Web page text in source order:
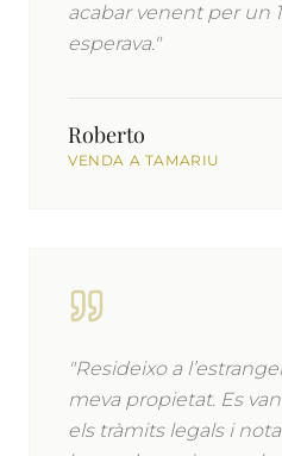
acabar venent per un
esperava."
Roberto
VENDA A TAMARIU
"Resideixo a
meva propietat. Es
els tràmits legals i